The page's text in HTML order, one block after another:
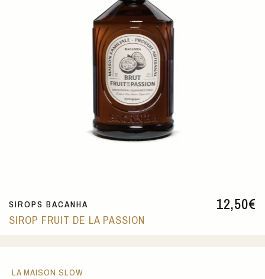
12,50€
SIROPS BACANHA
SIROP FRUIT DE LA PASSION
LA MAISON SLOW